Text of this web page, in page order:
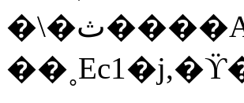
�\�ث����AbB_�o/